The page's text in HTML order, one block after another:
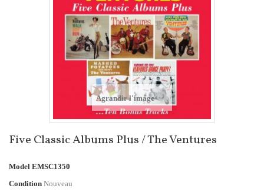
Agrandir l'image
Five Classic Albums Plus / The Ventures
Model EMSC1350
Condition Nouveau